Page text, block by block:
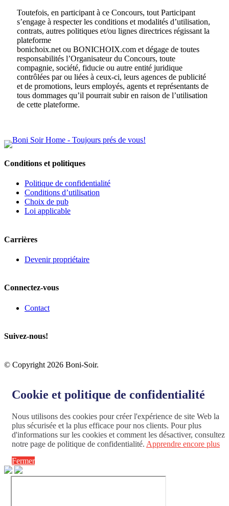
Toutefois, en participant à ce Concours, tout Participant
s’engage à respecter les conditions et modalités d’utilisation,
contrats, autres politiques et/ou lignes directrices régissant la
plateforme
bonichoix.net ou BONICHOIX.com et dégage de toutes
responsabilités l’Organisateur du Concours, toute
compagnie, société, fiducie ou autre entité juridique
contrôlées par ou liées à ceux-ci, leurs agences de publicité
et de promotions, leurs employés, agents et représentants de
tous dommages qu’il pourrait subir en raison de l’utilisation
de cette plateforme.
Conditions et politiques
Politique de confidentialité
Conditions d’utilisation
Choix de pub
Loi applicable
Carrières
Devenir propriétaire
Connectez-vous
Contact
Suivez-nous!
© Copyright 2026 Boni-Soir.
Cookie et politique de confidentialité
Nous utilisons des cookies pour créer l'expérience de site Web la
plus sécurisée et la plus efficace pour nos clients. Pour plus
d'informations sur les cookies et comment les désactiver, consultez
notre page de politique de confidentialité. Apprendre encore plus
Fermer